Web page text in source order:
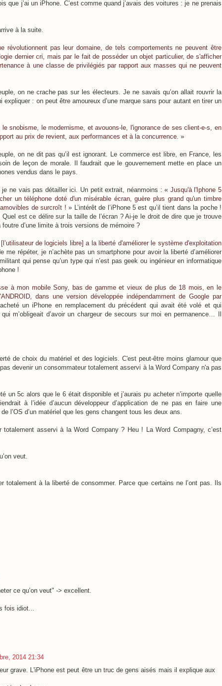
que j’ai un iPhone. C’est comme quand j’avais des voitures : je ne prenais
à la suite.
révolutionnent pas leur domaine, de tels comportements ne peuvent être
dernier cri, mais par le fait de posséder un objet particulier, de s'afficher
à une classe de privilégiés par rapport aux masses qui ne peuvent
on ne crache pas sur les électeurs. Je ne savais qu’on allait rouvrir la
: on peut être amoureux d’une marque sans pour autant en tirer un
snobisme, le modernisme, et avouons-le, l'ignorance de ses client-e-s, en
au prix de revient, aux performances et à la concurrence. »
on ne dit pas qu’il est ignorant. Le commerce est libre, en France, les
de leçon de morale. Il faudrait que le gouvernement mette en place un
vendus dans le pays.
ne vais pas détailler ici. Un petit extrait, néanmoins : « Jusqu'à l'Iphone 5
un téléphone doté d'un misérable écran, guère plus grand qu'un timbre
de surcroît ! » L’intérêt de l’iPhone 5 est qu’il tient dans la poche !
est ce délire sur la taille de l’écran ? Ai-je le droit de dire que je trouve
d’une limite à trois versions de mémoire ?
de logiciels libre] a la liberté d'améliorer le système d'exploitation
me répéter, je n’achète pas un smartphone pour avoir la liberté d’améliorer
qui pense qu’un type qui n’est pas geek ou ingénieur en informatique
!
à mon mobile Sony, bas de gamme et vieux de plus de 18 mois, en le
dans une version développée indépendamment de Google par
un iPhone en remplacement du précédent qui avait été volé et qui
m’obligeait d’avoir un chargeur de secours sur moi en permanence… Il
de choix du matériel et des logiciels. C'est peut-être moins glamour que
devenir un consommateur totalement asservi à la Word Company n'a pas
un 5c alors que le 6 était disponible et j’aurais pu acheter n’importe quelle
à l’idée d’aucun développeur d’application de ne pas en faire une
l’OS d’un matériel que les gens changent tous les deux ans.
asservi à la Word Company ? Heu ! La Word Compagny, c’est
veut.
totalement à la liberté de consommer. Parce que certains ne l’ont pas. Ils
ce qu’on veut" -> excellent.
fois idiot...
2014 21:34
grave. L'iPhone est peut être un truc de gens aisés mais il explique aux